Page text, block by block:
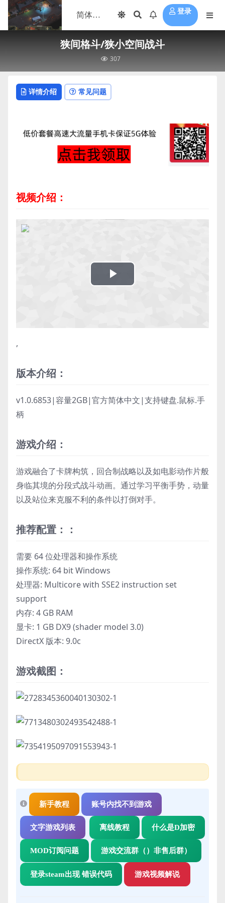
登录
狭间格斗/狭小空间战斗
307
详情介绍 常见问题
视频介绍：
Play
,
版本介绍：
v1.0.6853|容量2GB|官方简体中文|支持键盘.鼠标.手
柄
游戏介绍：
游戏融合了卡牌构筑，回合制战略以及如电影动作片般
身临其境的分段式战斗动画。通过学习平衡手势，动量
以及站位来克服不利的条件以打倒对手。
推荐配置：：
需要 64 位处理器和操作系统
操作系统: 64 bit Windows
处理器: Multicore with SSE2 instruction set
support
内存: 4 GB RAM
显卡: 1 GB DX9 (shader model 3.0)
DirectX 版本: 9.0c
游戏截图：
新手教程 账号内找不到游戏
文字游戏列表 离线教程 什么是D加密
MOD订阅问题 游戏交流群（）非售后群）
登录steam出现 错误代码 游戏视频解说